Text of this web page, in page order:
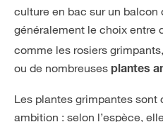
culture en bac sur un balcon
généralement le choix entre
comme les rosiers
ou de nombreuses plantes
Les plantes grimpantes sont
ambition : selon l’espèce,